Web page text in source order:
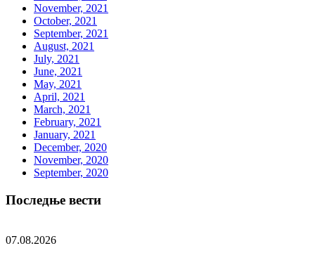
November, 2021
October, 2021
September, 2021
August, 2021
July, 2021
June, 2021
May, 2021
April, 2021
March, 2021
February, 2021
January, 2021
December, 2020
November, 2020
September, 2020
Последње вести
07.08.2026